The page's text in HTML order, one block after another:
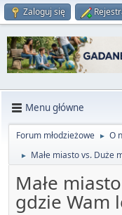
Zaloguj się
Menu główne
Forum młodzieżowe ► O
► Małe miasto vs. Duże
Małe
gdzie Wam